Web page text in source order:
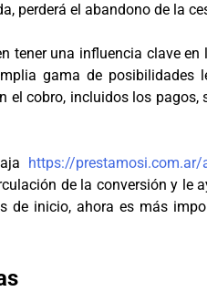
perderá el abandono de la
tener una influencia clave
gama de
cobro, incluidos los
https://prestamosi.com.ar/
de la conversión y le
inicio, ahora es más